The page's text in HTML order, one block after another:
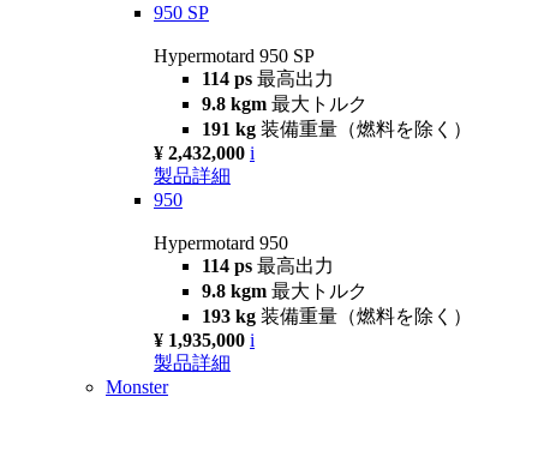
950 SP
Hypermotard 950 SP
114 ps 最高出力
9.8 kgm 最大トルク
191 kg 装備重量（燃料を除く）
¥ 2,432,000 i
製品詳細
950
Hypermotard 950
114 ps 最高出力
9.8 kgm 最大トルク
193 kg 装備重量（燃料を除く）
¥ 1,935,000 i
製品詳細
Monster